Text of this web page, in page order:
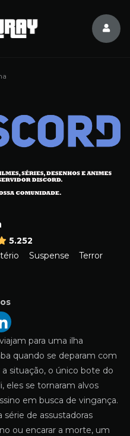
5.252
Suspense Terror
para uma ilha
quando se deparam com
situação, o único bote do
eles se tornaram alvos
em busca de vingança.
série de assustadoras
ou encarar a morte, um